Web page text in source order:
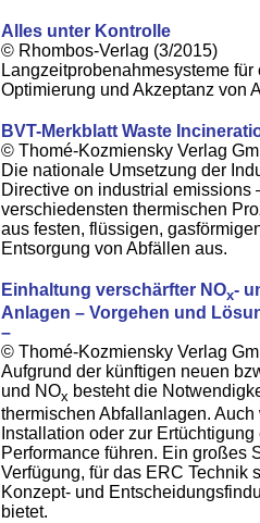
Alles unter Kontrolle
© Rhombos-Verlag (3/2015)
Langzeitprobenahmesysteme
Optimierung und Akzeptanz von
BVT-Merkblatt Waste
© Thomé-Kozmiensky Verlag
Die nationale Umsetzung der
Directive on industrial emissions
verschiedensten thermischen
aus festen, flüssigen,
Entsorgung von Abfällen aus.
Einhaltung verschärfter NOx-
Anlagen – Vorgehen und
–
© Thomé-Kozmiensky Verlag
Aufgrund der künftigen neuen
und NOx besteht die
thermischen Abfallanlagen.
Installation oder zur
Performance führen. Ein großes
Verfügung, für das ERC Technik
Konzept- und
bietet.